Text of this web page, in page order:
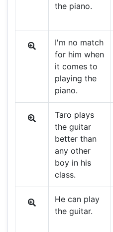
the piano.
I'm no match
for him when
it comes to
playing the
piano.
Taro plays
the guitar
better than
any other
boy in his
class.
He can play
the guitar.